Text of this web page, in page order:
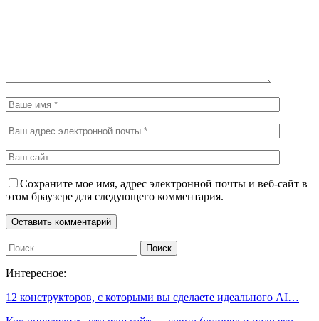
Сохраните мое имя, адрес электронной почты и веб-сайт в
этом браузере для следующего комментария.
Интересное:
12 конструкторов, с которыми вы сделаете идеального AI…